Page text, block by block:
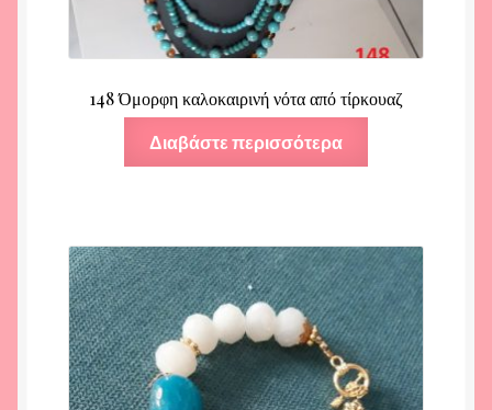
148 Όμορφη καλοκαιρινή νότα από τίρκουαζ
Διαβάστε περισσότερα